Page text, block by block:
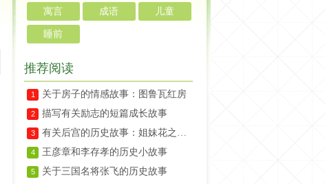
寓言 成语 儿童
睡前
推荐阅读
1 关于房子的情感故事：图鲁瓦红房
2 描写有关励志的短篇成长故事
3
4 王彦章和李存孝的历史小故事
5 关于三国名将张飞的历史故事